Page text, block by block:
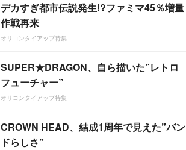
デカすぎ都市伝説発生!?ファミマ45％増量
作戦再来
オリコンタイアップ特集
SUPER★DRAGON、自ら描いた”レトロ
フューチャー”
オリコンタイアップ特集
CROWN HEAD、結成1周年で見えた”バン
ドらしさ”